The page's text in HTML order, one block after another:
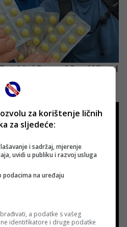
za korištenje ličnih
za sljedeće:
i sadržaj, mjerenje
uvidi u publiku i razvoj usluga
na uređaju
a podatke s vašeg
identifikatore i druge podatke